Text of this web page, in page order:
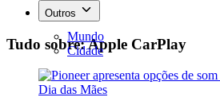
Outros
Mundo
Cidade
Tudo sobre: Apple CarPlay